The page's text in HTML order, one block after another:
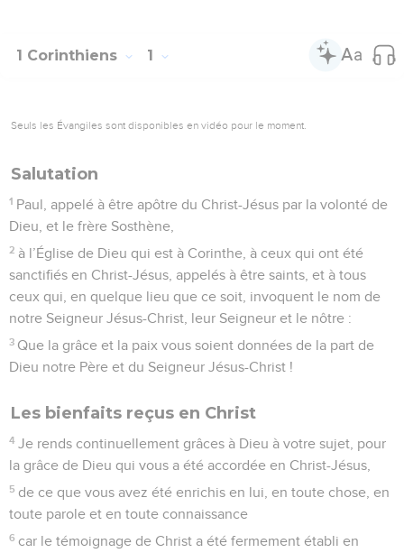
1 Corinthiens 1
Seuls les Évangiles sont disponibles en vidéo pour le moment.
Salutation
1 Paul, appelé à être apôtre du Christ-Jésus par la volonté de
Dieu, et le frère Sosthène,
2 à l’Église de Dieu qui est à Corinthe, à ceux qui ont été
sanctifiés en Christ-Jésus, appelés à être saints, et à tous
ceux qui, en quelque lieu que ce soit, invoquent le nom de
notre Seigneur Jésus-Christ, leur Seigneur et le nôtre :
3 Que la grâce et la paix vous soient données de la part de
Dieu notre Père et du Seigneur Jésus-Christ !
Les bienfaits reçus en Christ
4 Je rends continuellement grâces à Dieu à votre sujet, pour
la grâce de Dieu qui vous a été accordée en Christ-Jésus,
5 de ce que vous avez été enrichis en lui, en toute chose, en
toute parole et en toute connaissance
6 car le témoignage de Christ a été fermement établi en